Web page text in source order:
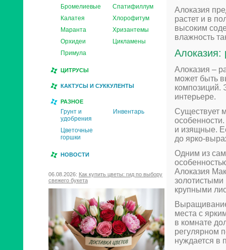
Бромелиевые
Спатифиллум
Калатея
Хлорофитум
Маранта
Хризантемы
Орхидеи
Цикламены
Примула
ЦИТРУСЫ
КАКТУСЫ И СУККУЛЕНТЫ
РАЗНОЕ
Грунт и
удобрения
Инвентарь
Цветочные
горшки
НОВОСТИ
06.08.2026: Как купить цветы: гид по выбору
свежего букета
Алоказия
растет и в
высоким
влажность
Алоказия:
Алоказия –
может быть
композиций.
интерьере.
Существует
и изящные.
до ярко-
Одним из
Алоказия
золотистыми
крупными
места с
в комнате
регулярном
нуждается в